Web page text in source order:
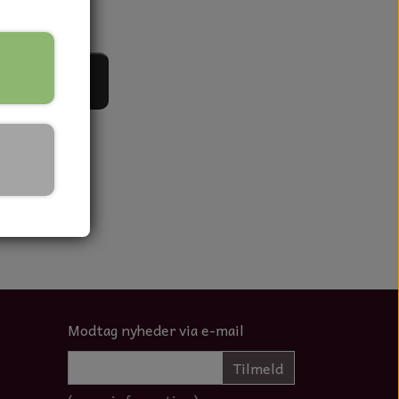
Modtag nyheder via e-mail
Tilmeld